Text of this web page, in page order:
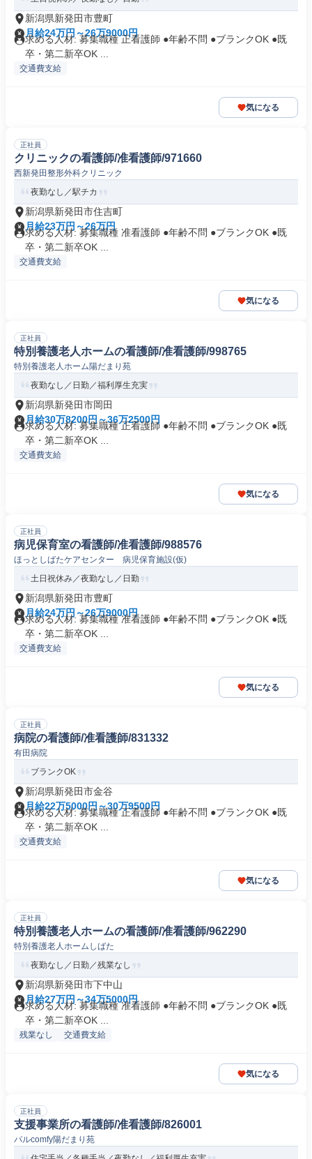
新潟県新発田市豊町
月給24万円～26万9000円
求める人材: 募集職種 正看護師 ●年齢不問 ●ブランクOK ●既
卒・第二新卒OK ...
交通費支給
気になる
正社員
クリニックの看護師/准看護師/971660
西新発田整形外科クリニック
夜勤なし／駅チカ
新潟県新発田市住吉町
月給23万円～26万円
求める人材: 募集職種 准看護師 ●年齢不問 ●ブランクOK ●既
卒・第二新卒OK ...
交通費支給
気になる
正社員
特別養護老人ホームの看護師/准看護師/998765
特別養護老人ホーム陽だまり苑
夜勤なし／日勤／福利厚生充実
新潟県新発田市岡田
月給30万8200円～36万2500円
求める人材: 募集職種 正看護師 ●年齢不問 ●ブランクOK ●既
卒・第二新卒OK ...
交通費支給
気になる
正社員
病児保育室の看護師/准看護師/988576
ほっとしばたケアセンター 病児保育施設(仮)
土日祝休み／夜勤なし／日勤
新潟県新発田市豊町
月給24万円～26万9000円
求める人材: 募集職種 准看護師 ●年齢不問 ●ブランクOK ●既
卒・第二新卒OK ...
交通費支給
気になる
正社員
病院の看護師/准看護師/831332
有田病院
ブランクOK
新潟県新発田市金谷
月給22万5000円～30万9500円
求める人材: 募集職種 正看護師 ●年齢不問 ●ブランクOK ●既
卒・第二新卒OK ...
交通費支給
気になる
正社員
特別養護老人ホームの看護師/准看護師/962290
特別養護老人ホームしばた
夜勤なし／日勤／残業なし
新潟県新発田市下中山
月給27万円～34万5000円
求める人材: 募集職種 准看護師 ●年齢不問 ●ブランクOK ●既
卒・第二新卒OK ...
残業なし 交通費支給
気になる
正社員
支援事業所の看護師/准看護師/826001
パルcomfy陽だまり苑